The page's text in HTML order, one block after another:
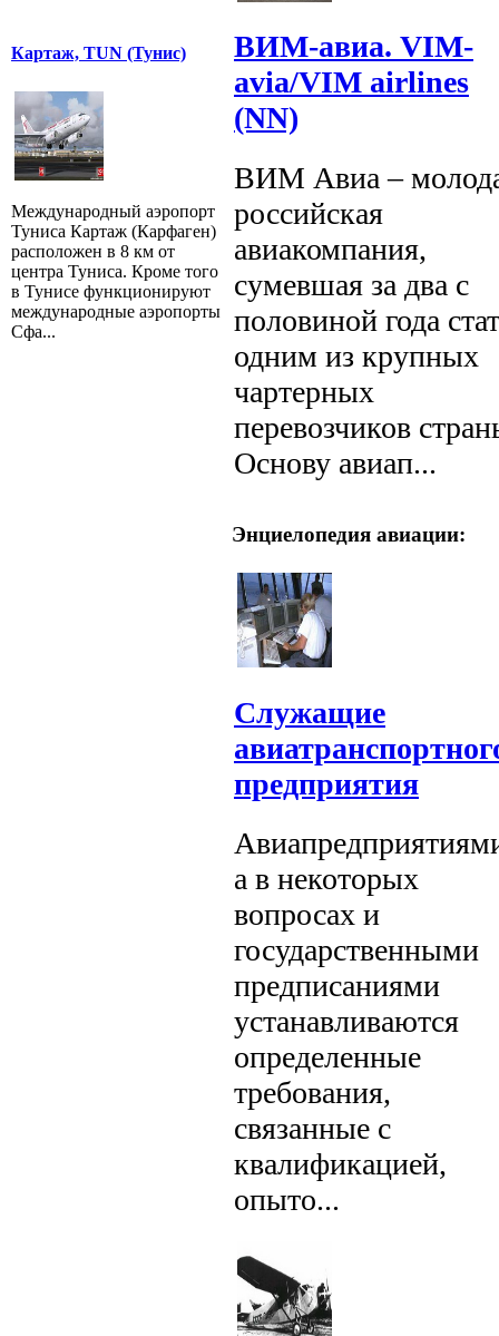
Картаж, TUN (Тунис)
Международный аэропорт
Туниса Картаж (Карфаген)
расположен в 8 км от
центра Туниса. Кроме того
в Тунисе функционируют
международные аэропорты
Сфа...
ВИМ-авиа. VIM-
avia/VIM airlines
(NN)
ВИМ Авиа –
российская
авиакомпания,
сумевшая за два с
половиной года
одним из крупных
чартерных
перевозчиков
Основу авиап...
Энциелопедия авиации:
Служащие
предприятия
а в некоторых
вопросах и
государственными
предписаниями
устанавливаются
определенные
требования,
связанные с
квалификацией,
опыто...